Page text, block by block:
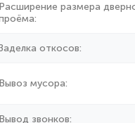
Расширение размера
откосов:
Вывоз мусора:
Вывод звонков: